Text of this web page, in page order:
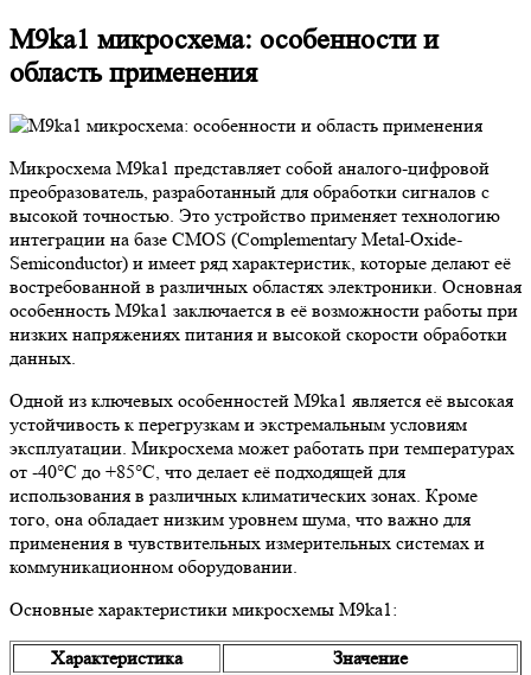
M9ka1 микросхема: особенности и
область применения
Микросхема M9ka1 представляет собой аналого-цифровой
преобразователь, разработанный для обработки сигналов с
высокой точностью. Это устройство применяет технологию
интеграции на базе CMOS (Complementary Metal-Oxide-
Semiconductor) и имеет ряд характеристик, которые делают её
востребованной в различных областях электроники. Основная
особенность M9ka1 заключается в её возможности работы при
низких напряжениях питания и высокой скорости обработки
данных.
Одной из ключевых особенностей M9ka1 является её высокая
устойчивость к перегрузкам и экстремальным условиям
эксплуатации. Микросхема может работать при температурах
от -40°C до +85°C, что делает её подходящей для
использования в различных климатических зонах. Кроме
того, она обладает низким уровнем шума, что важно для
применения в чувствительных измерительных системах и
коммуникационном оборудовании.
Основные характеристики микросхемы M9ka1:
Характеристика
Значение